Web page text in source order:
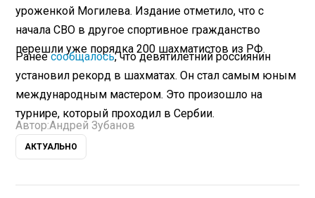
уроженкой Могилева. Издание отметило, что с
начала СВО в другое спортивное гражданство
перешли уже порядка 200 шахматистов из РФ.
Ранеесообщалось, что девятилетний россиянин
установил рекорд в шахматах. Он стал самым юным
международным мастером. Это произошло на
турнире, который проходил в Сербии.
Автор:Андрей Зубанов
АКТУАЛЬНО